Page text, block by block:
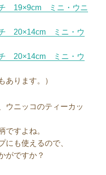
19×9cm ミニ・ウニ
20×14cm ミニ・ウ
20×14cm ミニ・ウ
あります。）
ウニッコのティーカッ
ですよね。
にも使えるので、
がですか？